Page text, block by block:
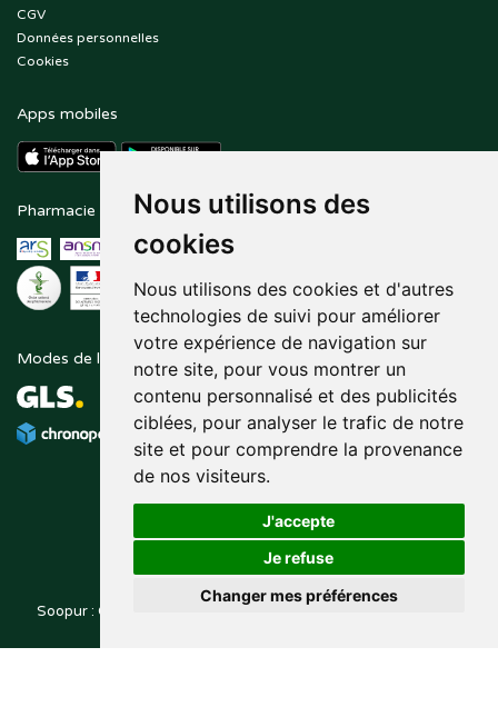
Nous utilisons des
cookies
Nous utilisons des cookies et d'autres
technologies de suivi pour améliorer
votre expérience de navigation sur
notre site, pour vous montrer un
contenu personnalisé et des publicités
ciblées, pour analyser le trafic de notre
site et pour comprendre la provenance
de nos visiteurs.
J'accepte
Je refuse
Changer mes préférences
CGV
Données personnelles
Cookies
Apps mobiles
Pharmacie en ligne agréée Paiement sécurisé
Modes de livraison Suivez-nous sur
Soopur : Cosmétiques, soin de la peau, maquillage, toutes vos